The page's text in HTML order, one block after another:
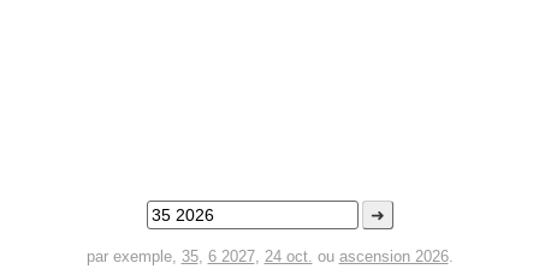
➜
par exemple, 35, 6 2027, 24 oct. ou ascension 2026.